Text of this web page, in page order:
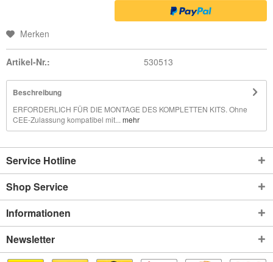
Merken
Artikel-Nr.: 530513
Beschreibung
ERFORDERLICH FÜR DIE MONTAGE DES KOMPLETTEN KITS. Ohne
CEE-Zulassung kompatibel mit... mehr
Service Hotline
Shop Service
Informationen
Newsletter